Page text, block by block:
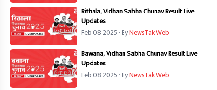
Rithala, Vidhan Sabha Chunav Result Live
Updates
Feb 08 2025 · ByNewsTak Web
Bawana, Vidhan Sabha Chunav Result Live
Updates
Feb 08 2025 · ByNewsTak Web